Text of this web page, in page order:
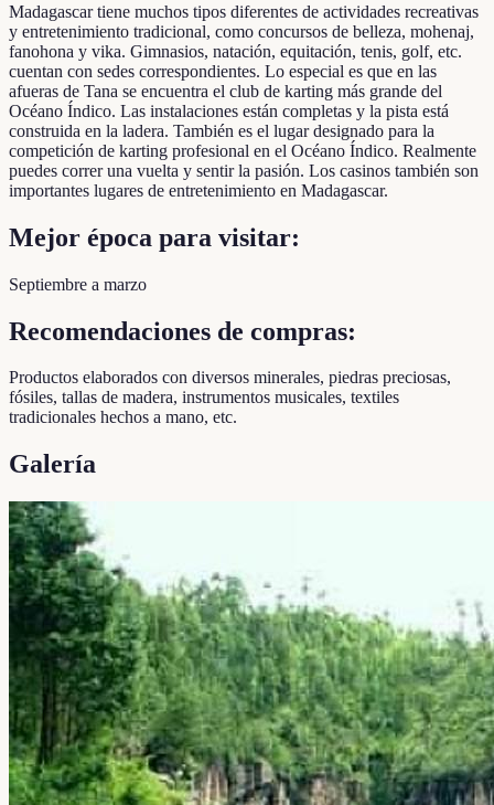
Madagascar tiene muchos tipos diferentes de actividades recreativas
y entretenimiento tradicional, como concursos de belleza, mohenaj,
fanohona y vika. Gimnasios, natación, equitación, tenis, golf, etc.
cuentan con sedes correspondientes. Lo especial es que en las
afueras de Tana se encuentra el club de karting más grande del
Océano Índico. Las instalaciones están completas y la pista está
construida en la ladera. También es el lugar designado para la
competición de karting profesional en el Océano Índico. Realmente
puedes correr una vuelta y sentir la pasión. Los casinos también son
importantes lugares de entretenimiento en Madagascar.
Mejor época para visitar:
Septiembre a marzo
Recomendaciones de compras:
Productos elaborados con diversos minerales, piedras preciosas,
fósiles, tallas de madera, instrumentos musicales, textiles
tradicionales hechos a mano, etc.
Galería